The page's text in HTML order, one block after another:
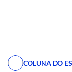
COLUNA DO